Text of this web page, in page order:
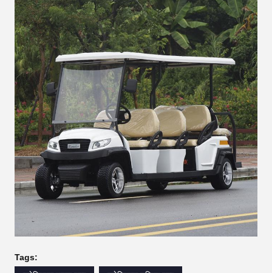
Tags: